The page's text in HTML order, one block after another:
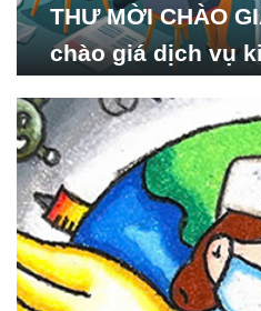
THƯ MỜI CHÀO
chào giá dịch vụ
Nghiên cứu Phát
hội_ISDS)